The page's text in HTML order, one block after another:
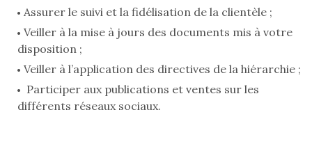
Assurer le suivi et la fidélisation de la clientèle ;
Veiller à la mise à jours des documents mis à votre
disposition ;
Veiller à l’application des directives de la hiérarchie ;
Participer aux publications et ventes sur les
différents réseaux sociaux.